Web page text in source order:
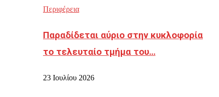
Περιφέρεια
Παραδίδεται αύριο στην κυκλοφορία
το τελευταίο τμήμα του…
23 Ιουλίου 2026